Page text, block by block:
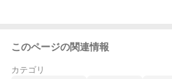
このページの関連情報
カテゴリ